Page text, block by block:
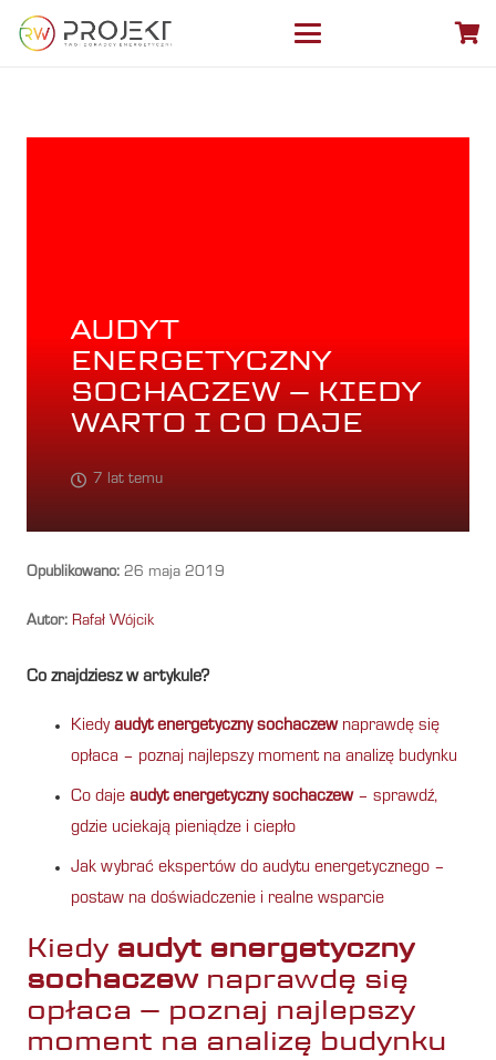
AUDYT
ENERGETYCZNY
SOCHACZEW – KIEDY
WARTO I CO DAJE
7 lat temu
Opublikowano: 26 maja 2019
Autor: Rafał Wójcik
Co znajdziesz w artykule?
Kiedyaudyt energetyczny sochaczewnaprawdę się
opłaca – poznaj najlepszy moment na analizę budynku
Co daje audyt energetyczny sochaczew– sprawdź,
gdzie uciekają pieniądze i ciepło
Jak wybrać ekspertów do audytu energetycznego –
postaw na doświadczenie i realne wsparcie
Kiedy audyt energetyczny
sochaczewnaprawdę się
opłaca – poznaj najlepszy
moment na analizę budynku